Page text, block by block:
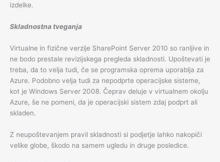
izdelke.
Skladnostna tveganja
Virtualne in fizične verzije SharePoint Server 2010 so ranljive in
ne bodo prestale revizijskega pregleda skladnosti. Upoštevati je
treba, da to velja tudi, če se programska oprema uporablja za
Azure. Podobno velja tudi za nepodprte operacijske sisteme,
kot je Windows Server 2008. Čeprav deluje v virtualnem okolju
Azure, še ne pomeni, da je operacijski sistem zdaj podprt ali
skladen.
Z neupoštevanjem pravil skladnosti si podjetje lahko nakopiči
velike globe, škodo na samem ugledu in druge posledice.